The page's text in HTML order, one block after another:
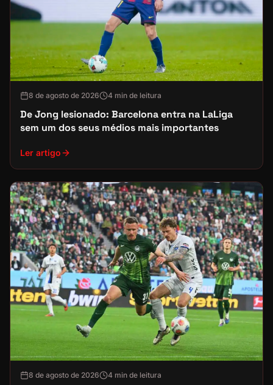
8 de agosto de 2026 4 min de leitura
De Jong lesionado: Barcelona entra na LaLiga
sem um dos seus médios mais importantes
Ler artigo
8 de agosto de 2026 4 min de leitura